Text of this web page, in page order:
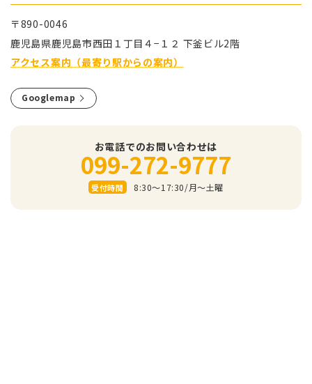
〒890-0046
⿅児島県⿅児島市⻄⽥１丁⽬４−１２ 下釜ビル2階
アクセス案内（最寄り駅からの案内）
Googlemap
お電話でのお問い合わせは
099-272-9777
受付時間 8:30～17:30/⽉〜⼟曜